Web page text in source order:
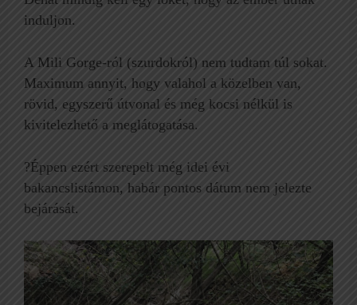
induljon.
A Mili Gorge-ról (szurdokról) nem tudtam túl sokat.
Maximum annyit, hogy valahol a közelben van,
rövid, egyszerű útvonal és még kocsi nélkül is
kivitelezhető a meglátogatása.
?Éppen ezért szerepelt még idei évi
bakancslistámon, habár pontos dátum nem jelezte
bejárását.